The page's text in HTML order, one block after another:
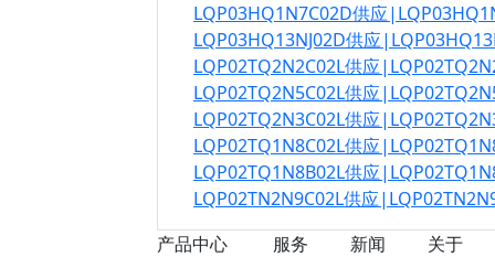
LQP03HQ1N7C02D供应
LQP03HQ13NJ02D供应
LQP02TQ2N2C02L供应
LQP02TQ2N5C02L供应
LQP02TQ2N3C02L供应
LQP02TQ1N8C02L供应
LQP02TQ1N8B02L供应
LQP02TN2N9C02L供应
产品中心
服务
新闻
关于